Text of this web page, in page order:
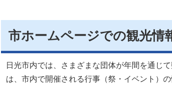
市ホームページでの観光情
日光市内では、さまざまな団体が年間を通じ
は、市内で開催される行事（祭・イベント）